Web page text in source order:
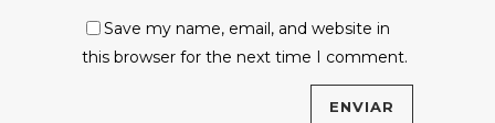
Save my name, email, and website in
this browser for the next time I comment.